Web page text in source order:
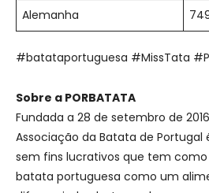
Alemanha
#batataportuguesa #MissTata
Sobre a PORBATATA
Fundada a 28 de setembro de
Associação da Batata de Portugal
sem fins lucrativos que tem
batata portuguesa como um